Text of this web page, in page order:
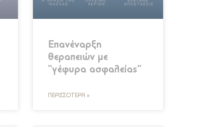
Επανέναρξη
θεραπειών με
“γέφυρα ασφαλείας”
ΠΕΡΙΣΣΌΤΕΡΑ »